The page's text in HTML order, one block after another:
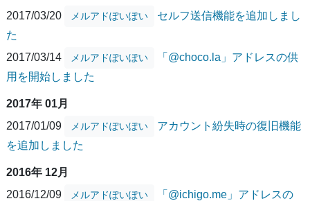
2017/03/20
メルアドぽいぽい
セルフ送信機能を追加しまし
た
2017/03/14
メルアドぽいぽい
「@choco.la」アドレスの供
用を開始しました
2017年 01月
2017/01/09
メルアドぽいぽい
アカウント紛失時の復旧機能
を追加しました
2016年 12月
2016/12/09
メルアドぽいぽい
「@ichigo.me」アドレスの